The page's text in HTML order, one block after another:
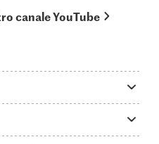
canale YouTube